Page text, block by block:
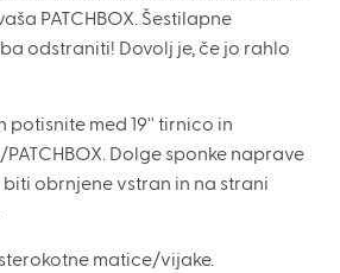
PATCHBOX. Šestilapne
odstraniti! Dovolj je, če jo rahlo
potisnite med 19'' tirnico in
PATCHBOX. Dolge sponke naprave
obrnjene vstran in na strani
matice/vijake.